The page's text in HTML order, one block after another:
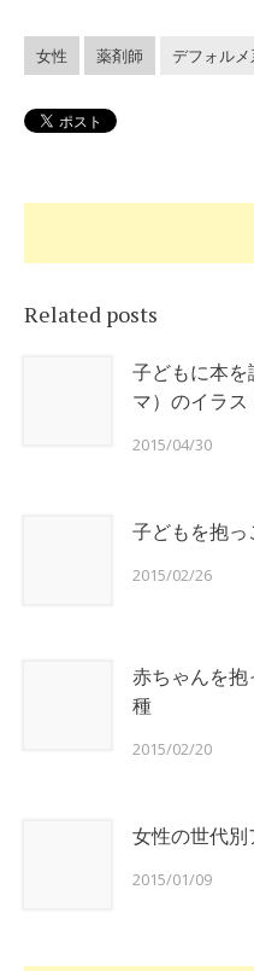
女性 薬剤師 デフォルメ
Related posts
子どもに本
マ）のイラス
2015/04/30
子どもを抱
2015/02/26
赤ちゃんを
種
2015/02/20
女性の世代
2015/01/09